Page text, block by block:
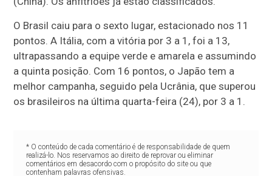
O Brasil caiu para o sexto lugar, estacionado nos 11
pontos. A Itália, com a vitória por 3 a 1, foi a 13,
ultrapassando a equipe verde e amarela e assumindo
a quinta posição. Com 16 pontos, o Japão tem a
melhor campanha, seguido pela Ucrânia, que superou
os brasileiros na última quarta-feira (24), por 3 a 1.
* O conteúdo de cada comentário é de responsabilidade de quem
realizá-lo. Nos reservamos ao direito de reprovar ou eliminar
comentários em desacordo com o propósito do site ou que
contenham palavras ofensivas.